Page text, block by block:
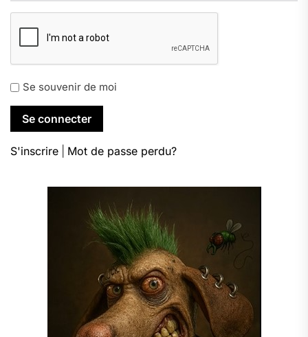
Se souvenir de moi
S'inscrire Mot de passe perdu?